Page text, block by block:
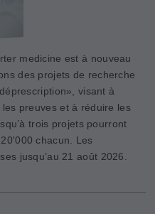
medicine est à nouveau
des projets de recherche
visant à
preuves et à réduire les
trois projets pourront
chacun. Les
jusqu’au 21 août 2026.